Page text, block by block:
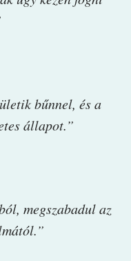
bűnnel, és a
állapot.”
megszabadul az